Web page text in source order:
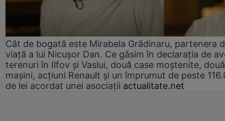
Cât de bogată este Mirabela Grădinaru, partenera
viață a lui Nicușor Dan. Ce găsim în declarația de
terenuri în Ilfov și Vaslui, două case moștenite, două
mașini, acțiuni Renault și un împrumut de peste
de lei acordat unei asociații actualitate.net